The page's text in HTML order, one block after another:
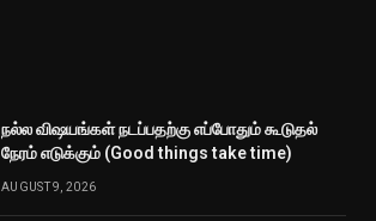
நல்ல விஷயங்கள் நடப்பதற்கு எப்போதும் கூடுதல்
நேரம் எடுக்கும் (Good things take time)
AUGUST 9, 2026